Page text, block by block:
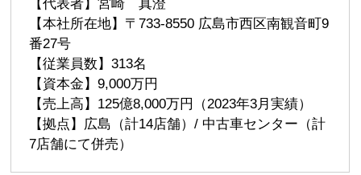
【代表者】宮崎 真澄
【本社所在地】〒733-8550 広島市西区南観音町9
番27号
【従業員数】313名
【資本金】9,000万円
【売上高】125億8,000万円（2023年3月実績）
【拠点】広島（計14店舗）/ 中古車センター（計
7店舗にて併売）